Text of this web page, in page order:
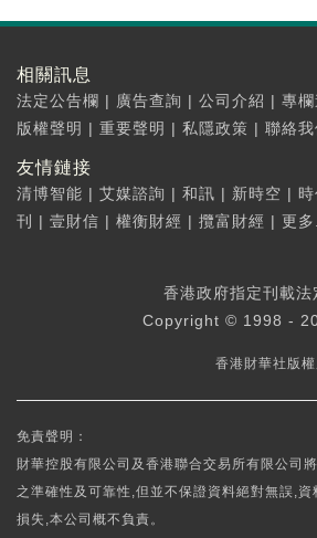
相關訊息
法定公告欄 | 廣告查詢 | 公司介紹 | 專
版權聲明 | 重要聲明 | 私隱政策 | 聯絡我
友情鏈接
清博智能 | 艾媒諮詢 | 和訊 | 新時空 |
刊
| 壹財信 | 權衡財經 | 攬富財經 | 更
香港政府指定刊載
Copyright © 1998 -
香港財華社版
免責聲明：
財華控股有限公司及香港聯合交易所有限公司
之準確性及可靠性,但並不保證資料絕對無誤,
損失,本公司概不負責。